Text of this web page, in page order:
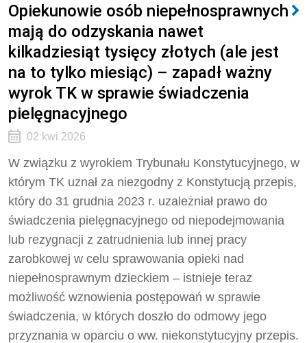
Opiekunowie osób niepełnosprawnych
mają do odzyskania nawet
kilkadziesiąt tysięcy złotych (ale jest
na to tylko miesiąc) – zapadł ważny
wyrok TK w sprawie świadczenia
pielęgnacyjnego
02 kwi 2026
W związku z wyrokiem Trybunału Konstytucyjnego, w
którym TK uznał za niezgodny z Konstytucją przepis,
który do 31 grudnia 2023 r. uzależniał prawo do
świadczenia pielęgnacyjnego od niepodejmowania
lub rezygnacji z zatrudnienia lub innej pracy
zarobkowej w celu sprawowania opieki nad
niepełnosprawnym dzieckiem – istnieje teraz
możliwość wznowienia postępowań w sprawie
świadczenia, w których doszło do odmowy jego
przyznania w oparciu o ww. niekonstytucyjny przepis.